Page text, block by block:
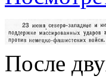
После